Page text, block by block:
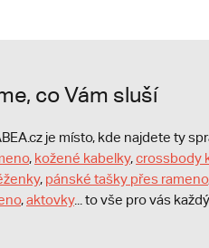
co Vám sluší
je místo, kde najdete ty
, kožené kabelky,crossbody
, pánské tašky přes rameno
,aktovky... to vše pro vás